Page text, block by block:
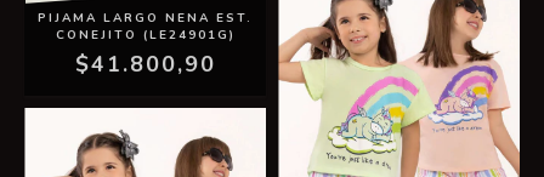
PIJAMA LARGO NENA EST.
CONEJITO (LE24901G)
$41.800,90